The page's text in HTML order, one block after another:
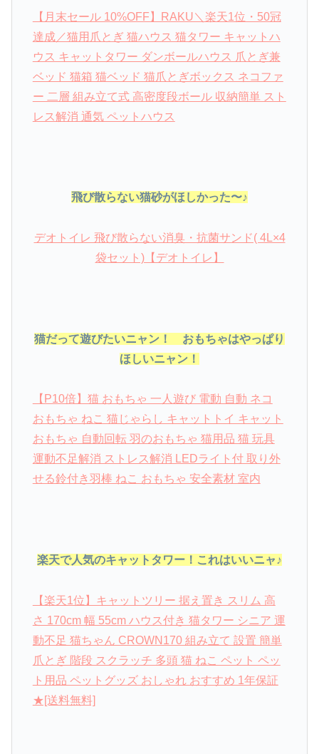
【月末セール 10%OFF】RAKU＼楽天1位・50冠
達成／猫用爪とぎ 猫ハウス 猫タワー キャットハ
ウス キャットタワー ダンボールハウス 爪とぎ兼
ベッド 猫箱 猫ベッド 猫爪とぎボックス ネコファ
ー 二層 組み立て式 高密度段ボール 収納簡単 スト
レス解消 通気 ペットハウス
飛び散らない猫砂がほしかった〜♪
デオトイレ 飛び散らない消臭・抗菌サンド( 4L×4
袋セット)【デオトイレ】
猫だって遊びたいニャン！ おもちゃはやっぱり
ほしいニャン！
【P10倍】猫 おもちゃ 一人遊び 電動 自動 ネコ
おもちゃ ねこ 猫じゃらし キャットトイ キャット
おもちゃ 自動回転 羽のおもちゃ 猫用品 猫 玩具
運動不足解消 ストレス解消 LEDライト付 取り外
せる鈴付き羽棒 ねこ おもちゃ 安全素材 室内
楽天で人気のキャットタワー！これはいいニャ♪
【楽天1位】キャットツリー 据え置き スリム 高
さ 170cm 幅 55cm ハウス付き 猫タワー シニア 運
動不足 猫ちゃん CROWN170 組み立て 設置 簡単
爪とぎ 階段 スクラッチ 多頭 猫 ねこ ペット ペッ
ト用品 ペットグッズ おしゃれ おすすめ 1年保証
★[送料無料]